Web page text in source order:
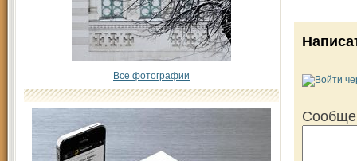
Все фотографии